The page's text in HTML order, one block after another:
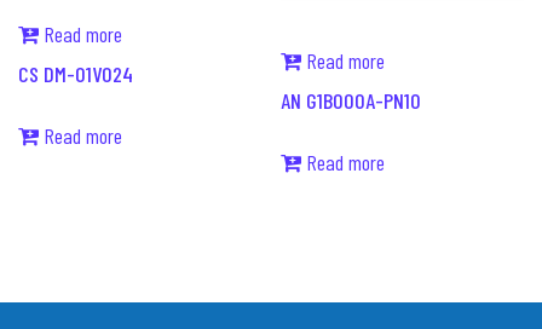
Read more
CS DM-01V024
Read more
Read more
AN G1B000A-PN10
Read more